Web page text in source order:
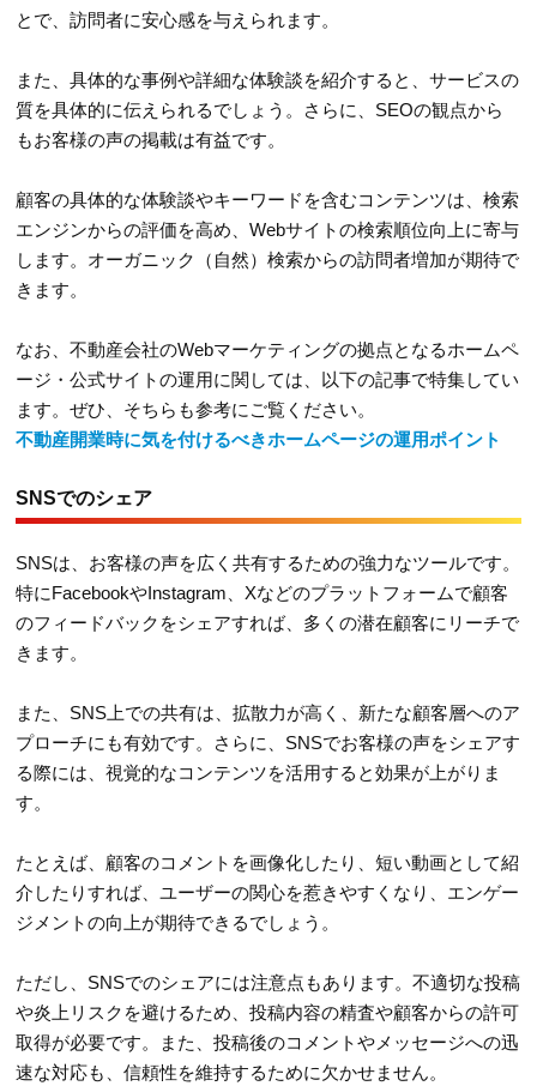
とで、訪問者に安心感を与えられます。
また、具体的な事例や詳細な体験談を紹介すると、サービスの
質を具体的に伝えられるでしょう。さらに、SEOの観点から
もお客様の声の掲載は有益です。
顧客の具体的な体験談やキーワードを含むコンテンツは、検索
エンジンからの評価を高め、Webサイトの検索順位向上に寄与
します。オーガニック（自然）検索からの訪問者増加が期待で
きます。
なお、不動産会社のWebマーケティングの拠点となるホームペ
ージ・公式サイトの運用に関しては、以下の記事で特集してい
ます。ぜひ、そちらも参考にご覧ください。
不動産開業時に気を付けるべきホームページの運用ポイント
SNSでのシェア
SNSは、お客様の声を広く共有するための強力なツールです。
特にFacebookやInstagram、Xなどのプラットフォームで顧客
のフィードバックをシェアすれば、多くの潜在顧客にリーチで
きます。
また、SNS上での共有は、拡散力が高く、新たな顧客層へのア
プローチにも有効です。さらに、SNSでお客様の声をシェアす
る際には、視覚的なコンテンツを活用すると効果が上がりま
す。
たとえば、顧客のコメントを画像化したり、短い動画として紹
介したりすれば、ユーザーの関心を惹きやすくなり、エンゲー
ジメントの向上が期待できるでしょう。
ただし、SNSでのシェアには注意点もあります。不適切な投稿
や炎上リスクを避けるため、投稿内容の精査や顧客からの許可
取得が必要です。また、投稿後のコメントやメッセージへの迅
速な対応も、信頼性を維持するために欠かせません。